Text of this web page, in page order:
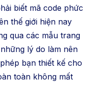
biết mã code phức
thế giới hiện nay
qua các mẫu trang
lý do làm nên
bạn thiết kế cho
toàn không mất